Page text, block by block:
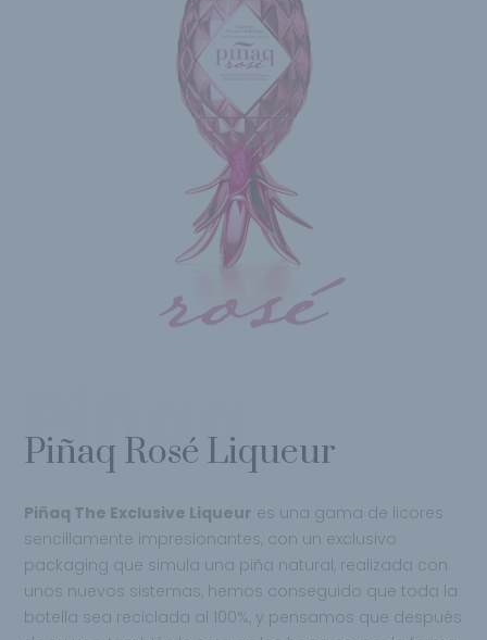
Piñaq
Piñaq Rosé Liqueur
Piñaq The Exclusive Liqueur es una gama de licores
sencillamente impresionantes, con un exclusivo
packaging que simula una piña natural, realizada con
unos nuevos sistemas, hemos conseguido que toda la
botella sea reciclada al 100%, y pensamos que después